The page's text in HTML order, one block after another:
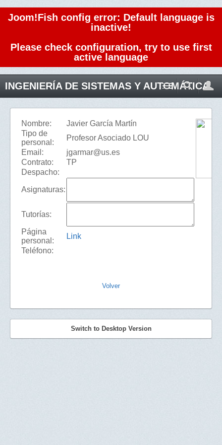
Joom!Fish config error: Default language is
inactive!
Please check configuration, try to use first
active language
INGENIERÍA DE SISTEMAS Y AUTOMÁTICA
Nombre:
Javier García Martín
Tipo de
personal:
Profesor Asociado LOU
Email:
jgarmar@us.es
Contrato:
TP
Despacho:
Asignaturas:
Tutorías:
Página
personal:
Link
Teléfono:
Volver
Switch to Desktop Version